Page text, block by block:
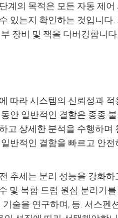
계의 목적은 모든 자동 제
있는지 확인하는 것입니다
장비 및 잭을 디버깅합니다.
따라 시스템의 신뢰성과
안 일반적인 결함은 종종
고 상세한 분석을 수행하
반적인 결함을 빠르고 안
추세는 분리 성능을 강화
및 복합 드럼 원심 분리기
술을 연구하며, 등. 서스